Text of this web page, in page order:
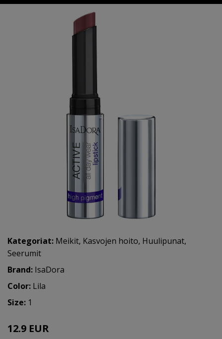
Kategoriat: Meikit, Kasvojen hoito, Huulipunat,
Seerumit
Brand: IsaDora
Color: Lila
Size: 1
12.9 EUR